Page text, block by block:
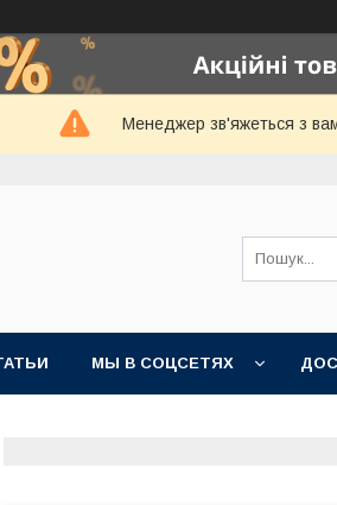
Менеджер зв'яжеться з
МЫ В СОЦСЕТЯХ